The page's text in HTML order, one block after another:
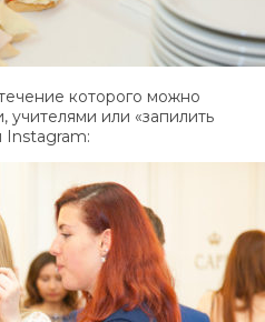
которого можно
учителями или «запилить
Instagram: